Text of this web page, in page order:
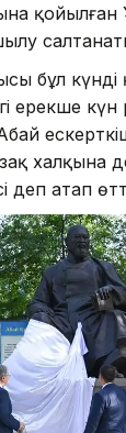
бұл күнді
ерекше күн
халқына
деп атап